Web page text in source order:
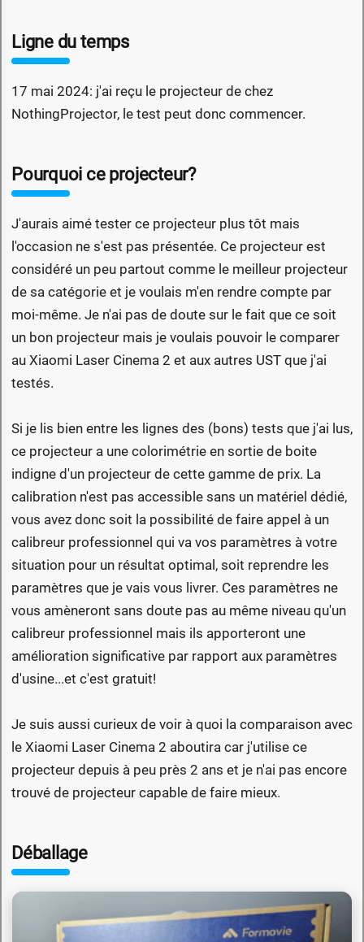
Ligne du temps
17 mai 2024: j'ai reçu le projecteur de chez
NothingProjector, le test peut donc commencer.
Pourquoi ce projecteur?
J'aurais aimé tester ce projecteur plus tôt mais
l'occasion ne s'est pas présentée. Ce projecteur est
considéré un peu partout comme le meilleur projecteur
de sa catégorie et je voulais m'en rendre compte par
moi-même. Je n'ai pas de doute sur le fait que ce soit
un bon projecteur mais je voulais pouvoir le comparer
au Xiaomi Laser Cinema 2 et aux autres UST que j'ai
testés.
Si je lis bien entre les lignes des (bons) tests que j'ai lus,
ce projecteur a une colorimétrie en sortie de boite
indigne d'un projecteur de cette gamme de prix. La
calibration n'est pas accessible sans un matériel dédié,
vous avez donc soit la possibilité de faire appel à un
calibreur professionnel qui va vos paramètres à votre
situation pour un résultat optimal, soit reprendre les
paramètres que je vais vous livrer. Ces paramètres ne
vous amèneront sans doute pas au même niveau qu'un
calibreur professionnel mais ils apporteront une
amélioration significative par rapport aux paramètres
d'usine...et c'est gratuit!
Je suis aussi curieux de voir à quoi la comparaison avec
le Xiaomi Laser Cinema 2 aboutira car j'utilise ce
projecteur depuis à peu près 2 ans et je n'ai pas encore
trouvé de projecteur capable de faire mieux.
Déballage